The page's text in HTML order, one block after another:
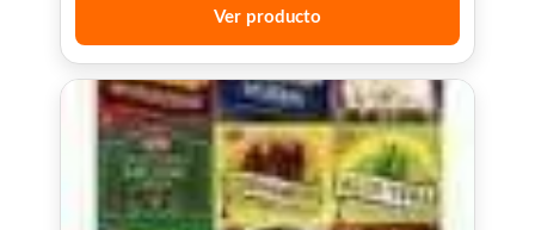
Ver producto